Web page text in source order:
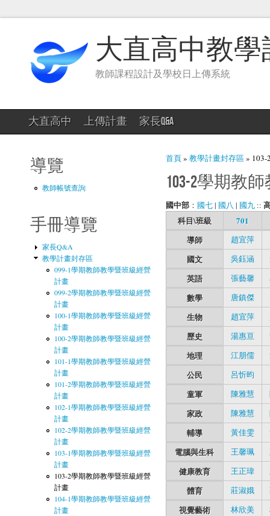
大直高中教
教師課程設計及學校日上傳系統
大直高中 上傳計畫 家長Q&A
導覽
教師帳號查詢
手冊導覽
家長Q&A
教學計畫封存區
099-1學期教師教學暨班級經營
計畫
099-2學期教師教學暨班級經營
計畫
100-1學期教師教學暨班級經營
計畫
100-2學期教師教學暨班級經營
計畫
101-1學期教師教學暨班級經營
計畫
101-2學期教師教學暨班級經營
計畫
102-1學期教師教學暨班級經營
計畫
102-2學期教師教學暨班級經營
計畫
103-1學期教師教學暨班級經營
計畫
103-2學期教師教學暨班級經營
計畫
104-1學期教師教學暨班級經營
計畫
您在這裡
首頁» 教學計畫封存區»
103-2學期教
國中部 ： 國七| 國八 | 國九 ::
科目\班級
701
導師
趙宜萍
國文 吳鈺涵
英語 張藝馨
數學 唐鎮傑
生物 趙宜萍
歷史 湯惠亘
地理 江朋儒
公民 呂忻昀
童軍 陳雅慧
家政 陳雅慧
輔導 黃佳雯
電腦與生科 王馨珮
健康教育 王正瑋
體育 莊淑娥
視覺藝術 林欣美